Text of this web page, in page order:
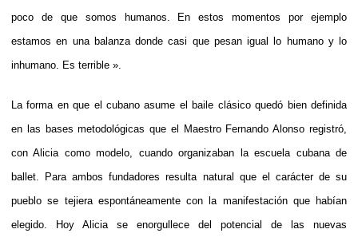
poco de que somos humanos. En estos momentos por ejemplo
estamos en una balanza donde casi que pesan igual lo humano y lo
inhumano. Es terrible ».
La forma en que el cubano asume el baile clásico quedó bien definida
en las bases metodológicas que el Maestro Fernando Alonso registró,
con Alicia como modelo, cuando organizaban la escuela cubana de
ballet. Para ambos fundadores resulta natural que el carácter de su
pueblo se tejiera espontáneamente con la manifestación que habían
elegido. Hoy Alicia se enorgullece del potencial de las nuevas